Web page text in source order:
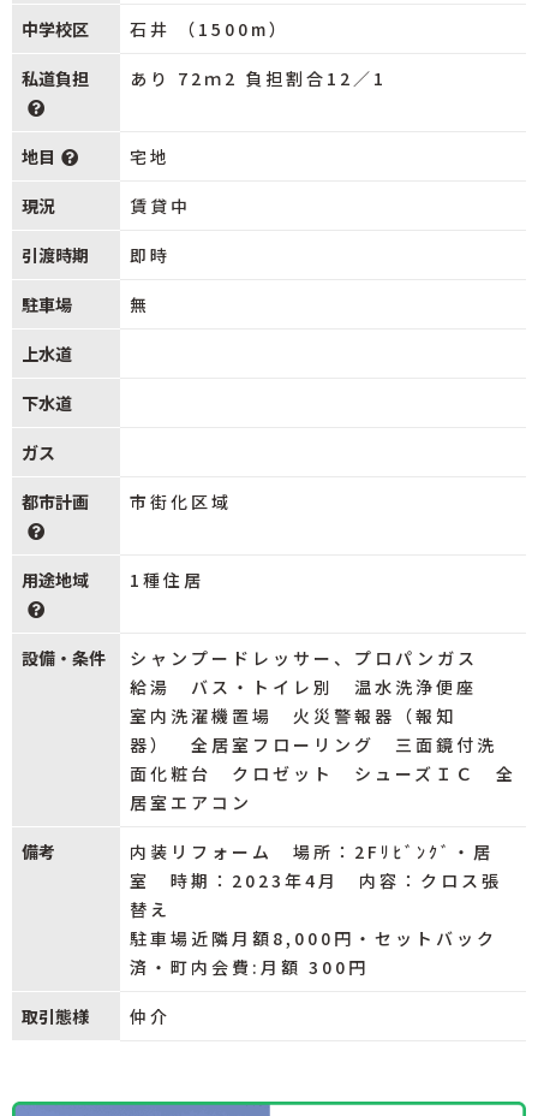
中学校区 石井 （1500m）
私道負担 あり 72ｍ2 負担割合12／1
地目 宅地
現況 賃貸中
引渡時期 即時
駐車場 無
上水道
下水道
ガス
都市計画 市街化区域
用途地域 1種住居
設備・条件
シャンプードレッサー、プロパンガス
給湯 バス・トイレ別 温水洗浄便座
室内洗濯機置場 火災警報器（報知
器） 全居室フローリング 三面鏡付洗
面化粧台 クロゼット シューズＩＣ 全
居室エアコン
備考
内装リフォーム 場所：2Fﾘﾋﾞﾝｸﾞ・居
室 時期：2023年4月 内容：クロス張
替え
駐車場近隣月額8,000円・セットバック
済・町内会費:月額 300円
取引態様 仲介